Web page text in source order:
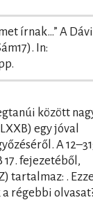
írnak…” A
In:
között
egy jóval
A
17. fejezetéből,
tartalmaz: .
régebbi